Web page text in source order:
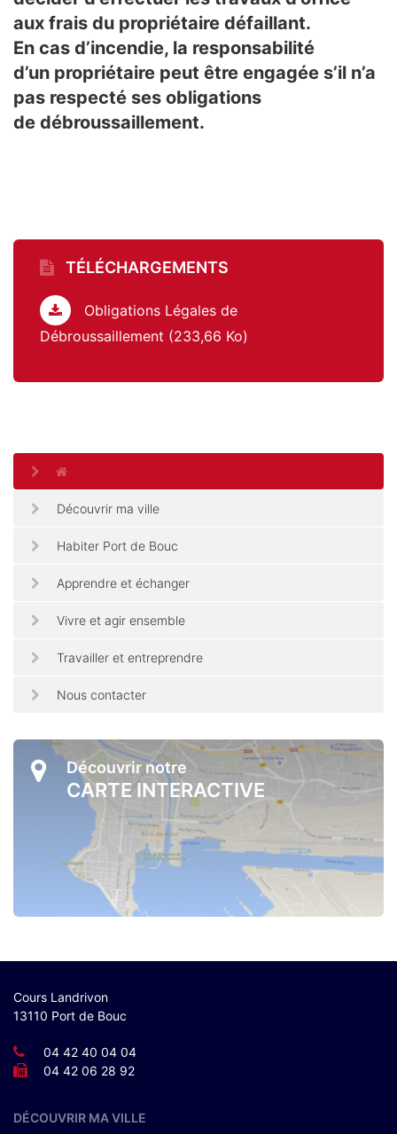
aux frais du propriétaire défaillant.
En cas d’incendie, la responsabilité
d’un propriétaire peut être engagée s’il n’a
pas respecté ses obligations
de débroussaillement.
TÉLÉCHARGEMENTS
Obligations Légales de
Débroussaillement (233,66 Ko)
Découvrir ma ville
Habiter Port de Bouc
Apprendre et échanger
Vivre et agir ensemble
Travailler et entreprendre
Nous contacter
Découvrir notre
CARTE INTERACTIVE
Cours Landrivon
13110 Port de Bouc
04 42 40 04 04
04 42 06 28 92
DÉCOUVRIR MA VILLE